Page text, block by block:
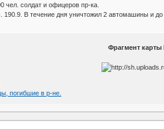
чел. солдат и офицеров пр-ка.
В течение дня уничтожил 2 автомашины и до
Фрагмент карты
погибшие в р-не.